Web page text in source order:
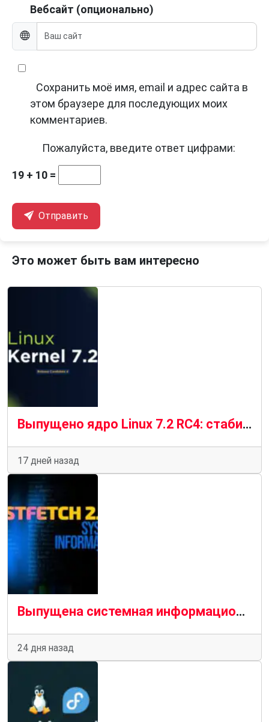
Вебсайт (опционально)
Сохранить моё имя, email и адрес сайта в
этом браузере для последующих моих
комментариев.
Пожалуйста, введите ответ цифрами:
19 + 10 =
Отправить
Это может быть вам интересно
Выпущено ядро ​​Linux 7.2 RC4: стабильный прогресс в условиях «новой нормальности»
17 дней назад
Выпущена системная информационная утилита Fastfetch 2.66 с улучшенной функцией обнаружения графических процессоров AMD
24 дня назад